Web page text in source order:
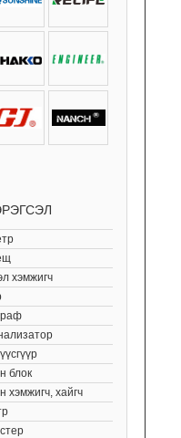
хэмжигч
блок
хэмжигч, хайгч